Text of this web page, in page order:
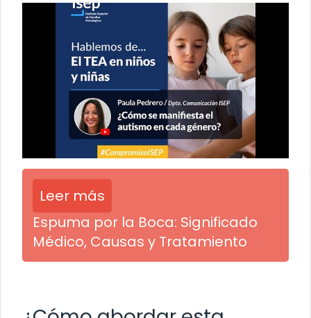
Leer más
Espuma por la Boca: Significado
Médico, Causas y Tratamiento